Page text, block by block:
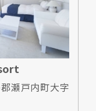
瀬戸内町大字